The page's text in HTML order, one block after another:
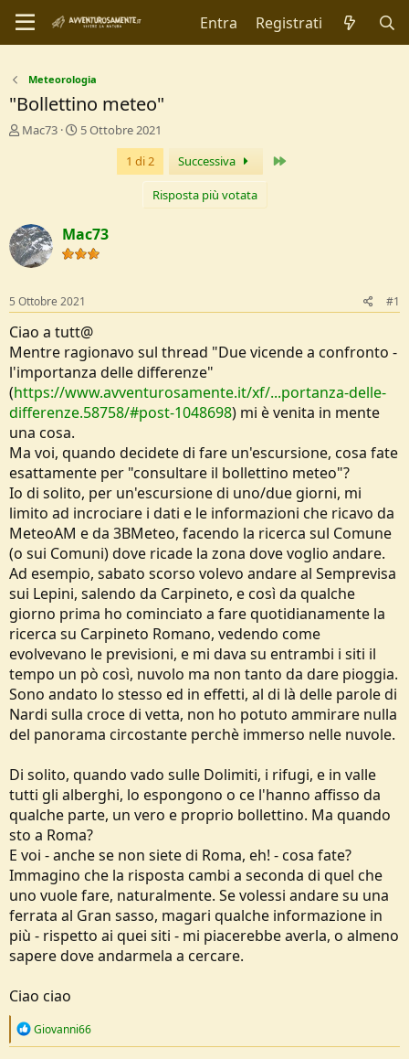
Entra Registrati
Meteorologia
"Bollettino meteo"
C
r
e
D
s
c
u
s
s
i
o
n
Mac73
D
I
n
i
i
o
5 Ottobre 2021
1 di 2
Successiva
Risposta più votata
Mac73
5 Ottobre 2021 #1
Ciao a tutt@
Mentre ragionavo sul thread "Due vicende a confronto -
l'importanza delle differenze"
(https://www.avventurosamente.it/xf/...portanza-delle-
differenze.58758/#post-1048698) mi è venita in mente
una cosa.
Ma voi, quando decidete di fare un'escursione, cosa fate
esattamente per "consultare il bollettino meteo"?
Io di solito, per un'escursione di uno/due giorni, mi
limito ad incrociare i dati e le informazioni che ricavo da
MeteoAM e da 3BMeteo, facendo la ricerca sul Comune
(o sui Comuni) dove ricade la zona dove voglio andare.
Ad esempio, sabato scorso volevo andare al Semprevisa
sui Lepini, salendo da Carpineto, e così da qualche
giorno prima ho cominciato a fare quotidianamente la
ricerca su Carpineto Romano, vedendo come
evolvevano le previsioni, e mi dava su entrambi i siti il
tempo un pò così, nuvolo ma non tanto da dare pioggia.
Sono andato lo stesso ed in effetti, al di là delle parole di
Nardi sulla croce di vetta, non ho potuto ammirare nulla
del panorama circostante perchè immerso nelle nuvole.
Di solito, quando vado sulle Dolimiti, i rifugi, e in valle
tutti gli alberghi, lo espongono o ce l'hanno affisso da
qualche parte, un vero e proprio bollettino. Ma quando
sto a Roma?
E voi - anche se non siete di Roma, eh! - cosa fate?
Immagino che la risposta cambi a seconda di quel che
uno vuole fare, naturalmente. Se volessi andare su una
ferrata al Gran sasso, magari qualche informazione in
più - rispetto ai quei siti - mi piacerebbe averla, o almeno
sapere dove andarmela a cercare.
Ciao ciao
R
Giovanni66